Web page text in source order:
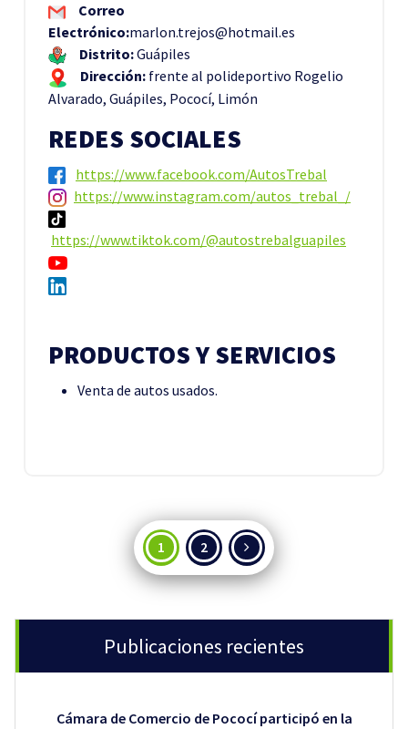
Correo
Electrónico:marlon.trejos@hotmail.es
Distrito:Guápiles
Dirección: frente al polideportivo Rogelio
Alvarado, Guápiles, Pococí, Limón
REDES SOCIALES
https://www.facebook.com/AutosTrebal
https://www.instagram.com/autos_trebal_/
https://www.tiktok.com/@autostrebalguapiles
PRODUCTOS Y SERVICIOS
Venta de autos usados.
Paginación
de
1 2
Publicaciones recientes
Cámara de Comercio de Pococí participó en la